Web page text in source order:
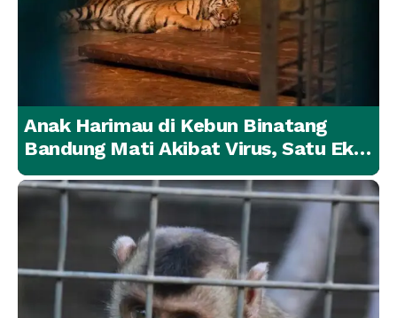
Anak Harimau di Kebun Binatang
Bandung Mati Akibat Virus, Satu Ekor
Lainnya Berangsur Membaik